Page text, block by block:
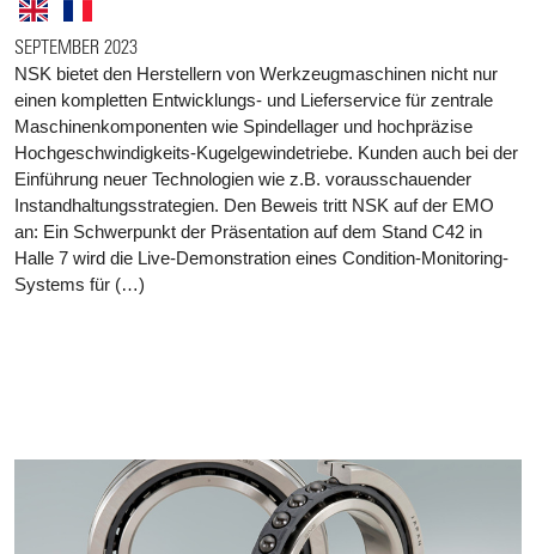
SEPTEMBER 2023
NSK bietet den Herstellern von Werkzeugmaschinen nicht nur
einen kompletten Entwicklungs- und Lieferservice für zentrale
Maschinenkomponenten wie Spindellager und hochpräzise
Hochgeschwindigkeits-Kugelgewindetriebe. Kunden auch bei der
Einführung neuer Technologien wie z.B. vorausschauender
Instandhaltungsstrategien. Den Beweis tritt NSK auf der EMO
an: Ein Schwerpunkt der Präsentation auf dem Stand C42 in
Halle 7 wird die Live-Demonstration eines Condition-Monitoring-
Systems für (…)